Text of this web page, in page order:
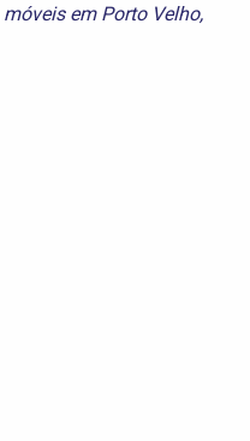
móveis em Porto Velho,